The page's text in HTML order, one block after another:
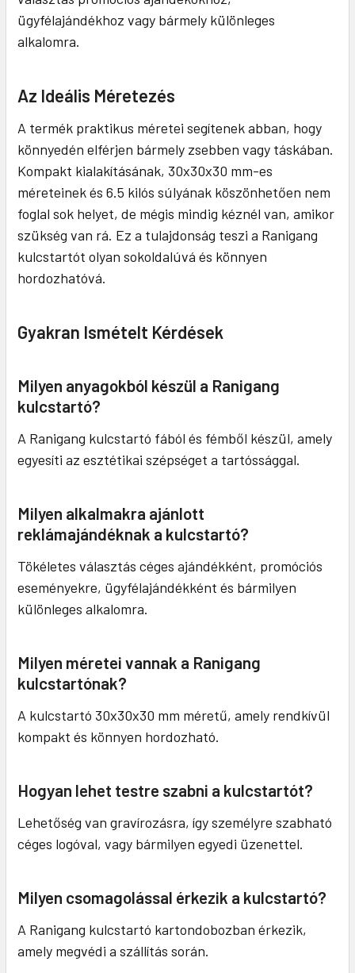
ügyfélajándékhoz vagy bármely különleges
alkalomra.
Az Ideális Méretezés
A termék praktikus méretei segítenek abban, hogy
könnyedén elférjen bármely zsebben vagy táskában.
Kompakt kialakításának, 30x30x30 mm-es
méreteinek és 6.5 kilós súlyának köszönhetően nem
foglal sok helyet, de mégis mindig kéznél van, amikor
szükség van rá. Ez a tulajdonság teszi a Ranigang
kulcstartót olyan sokoldalúvá és könnyen
hordozhatóvá.
Gyakran Ismételt Kérdések
Milyen anyagokból készül a Ranigang
kulcstartó?
A Ranigang kulcstartó fából és fémből készül, amely
egyesíti az esztétikai szépséget a tartóssággal.
Milyen alkalmakra ajánlott
reklámajándéknak a kulcstartó?
Tökéletes választás céges ajándékként, promóciós
eseményekre, ügyfélajándékként és bármilyen
különleges alkalomra.
Milyen méretei vannak a Ranigang
kulcstartónak?
A kulcstartó 30x30x30 mm méretű, amely rendkívül
kompakt és könnyen hordozható.
Hogyan lehet testre szabni a kulcstartót?
Lehetőség van gravírozásra, így személyre szabható
céges logóval, vagy bármilyen egyedi üzenettel.
Milyen csomagolással érkezik a kulcstartó?
A Ranigang kulcstartó kartondobozban érkezik,
amely megvédi a szállítás során.